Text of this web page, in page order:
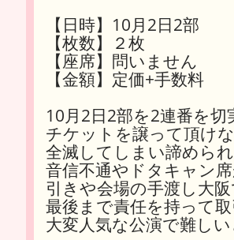
【日時】10月2日2部
【枚数】２枚
【座席】問いません
【金額】定価+手数料
10月2日2部を2連番を切
チケットを譲って頂け
全滅してしまい諦めら
音信不通やドタキャン
引きや会場の手渡し大
最後まで責任を持って
大変人気な公演で難し